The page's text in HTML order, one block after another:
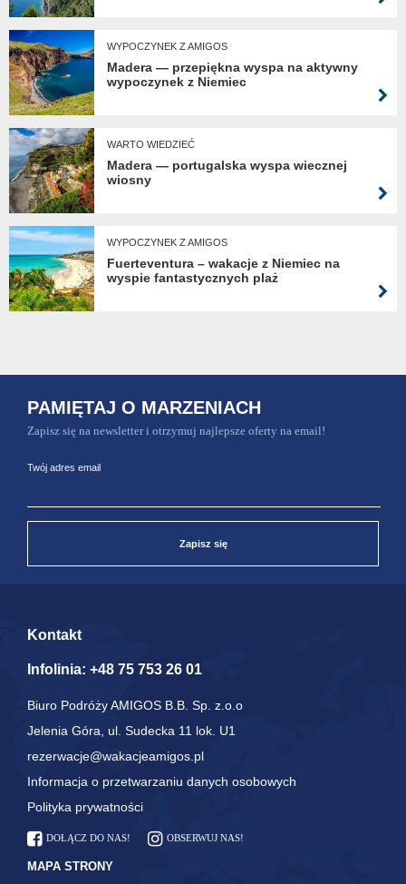
WYPOCZYNEK Z AMIGOS
Madera — przepiękna wyspa na aktywny
wypoczynek z Niemiec
WARTO WIEDZIEĆ
Madera — portugalska wyspa wiecznej
wiosny
WYPOCZYNEK Z AMIGOS
Fuerteventura – wakacje z Niemiec na
wyspie fantastycznych plaż
PAMIĘTAJ O MARZENIACH
Zapisz się na newsletter i otrzymuj najlepsze oferty na email!
Twój adres email
Zapisz się
Kontakt
Infolinia: +48 75 753 26 01
Biuro Podróży AMIGOS B.B. Sp. z.o.o
Jelenia Góra, ul. Sudecka 11 lok. U1
rezerwacje@wakacjeamigos.pl
Informacja o przetwarzaniu danych osobowych
Polityka prywatności
DOŁĄCZ DO NAS! OBSERWUJ NAS!
MAPA STRONY